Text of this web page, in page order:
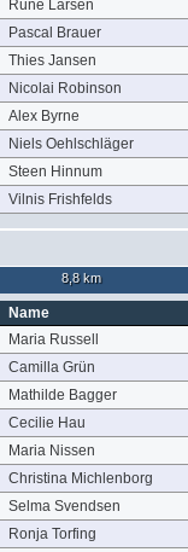
Rune Larsen
Pascal Brauer
Thies Jansen
Nicolai Robinson
Alex Byrne
Niels Oehlschläger
Steen Hinnum
Vilnis Frishfelds
8,8 km
Name
Maria Russell
Camilla Grün
Mathilde Bagger
Cecilie Hau
Maria Nissen
Christina Michlenborg
Selma Svendsen
Ronja Torfing